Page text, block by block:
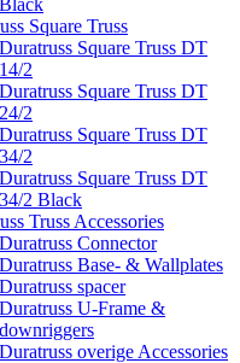
Black
Square Truss
Duratruss Square Truss DT
14/2
Duratruss Square Truss DT
24/2
Duratruss Square Truss DT
34/2
Duratruss Square Truss DT
34/2 Black
Truss Accessories
Duratruss Connector
Duratruss Base- & Wallplates
Duratruss spacer
Duratruss U-Frame &
downriggers
Duratruss overige Accessories